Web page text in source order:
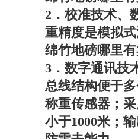
2．校准技术、
重精度是模拟
绵竹地磅哪里
3．数字通讯技
总线结构便于
称重传感器；
小于1000米；